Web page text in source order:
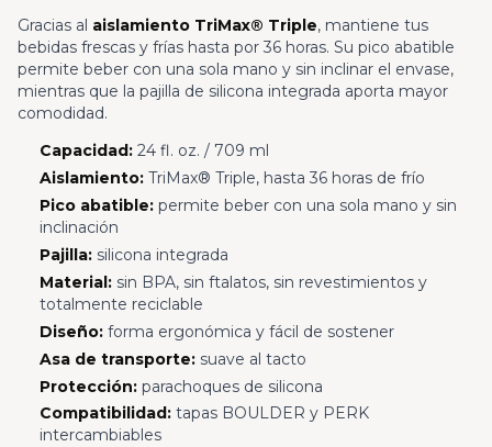
Gracias al aislamiento TriMax® Triple, mantiene tus
bebidas frescas y frías hasta por 36 horas. Su pico abatible
permite beber con una sola mano y sin inclinar el envase,
mientras que la pajilla de silicona integrada aporta mayor
comodidad.
Capacidad:24 fl. oz. / 709 ml
Aislamiento:TriMax® Triple, hasta 36 horas de frío
Pico abatible:permite beber con una sola mano y sin
inclinación
Pajilla:silicona integrada
Material:sin BPA, sin ftalatos, sin revestimientos y
totalmente reciclable
Diseño:forma ergonómica y fácil de sostener
Asa de transporte:suave al tacto
Protección:parachoques de silicona
Compatibilidad:tapas BOULDER y PERK
intercambiables